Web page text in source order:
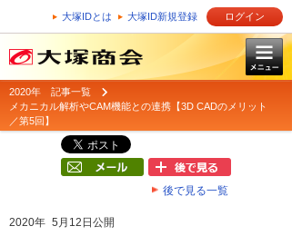
大塚IDとは 大塚ID新規登録 ログイン
2020年 記事一覧
メカニカル解析やCAM機能との連携【3D CADのメリット
／第5回】
後で見る一覧
2020年 5月12日公開